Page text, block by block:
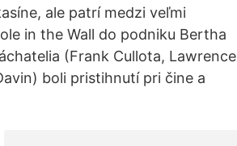
ale patrí medzi veľmi
in the Wall do podniku Bertha
(Frank Cullota, Lawrence
boli pristihnutí pri čine a